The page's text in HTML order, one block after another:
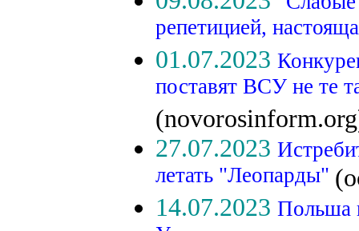
репетицией,
01.07.2023
поставят ВСУ не те
27.07.2023
летать "Леопарды"
14.07.2023 Польша